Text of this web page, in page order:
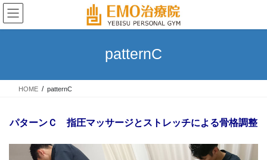
コ
ン
テ
ス
ナ
ビ
ゲ
ン
patternC
HOME patternC
パターンＣ 指圧マッサージとストレッチによる骨格調整